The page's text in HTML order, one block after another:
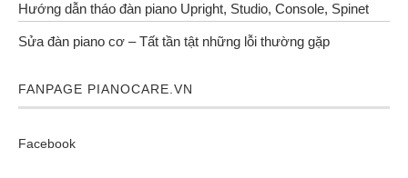
Hướng dẫn tháo đàn piano Upright, Studio, Console, Spinet
Sửa đàn piano cơ – Tất tần tật những lỗi thường gặp
FANPAGE PIANOCARE.VN
Facebook